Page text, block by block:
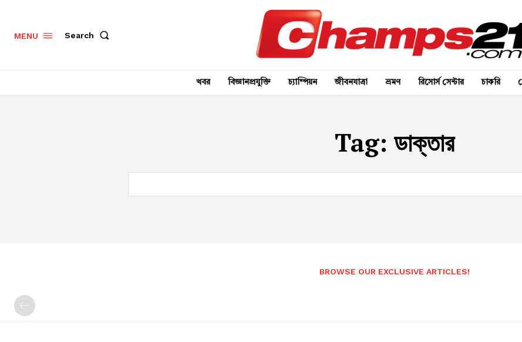
MENU Search
খবর বিজ্ঞানপ্রযুক্তি চ্যাম্পিয়ন জীবনযাত্রা ভ্রমণ রিসোর্স সেন্টার চাকরি
Tag: ডাক্তার
BROWSE OUR EXCLUSIVE ARTICLES!